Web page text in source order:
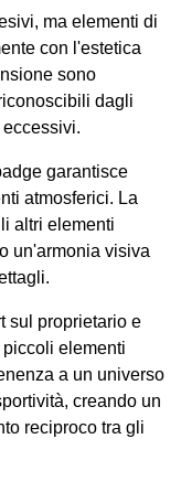
ma elementi di
con l'estetica
sono
dagli
garantisce
atmosferici. La
altri elementi
un'armonia visiva
sul proprietario e
elementi
a un universo
creando un
reciproco tra gli